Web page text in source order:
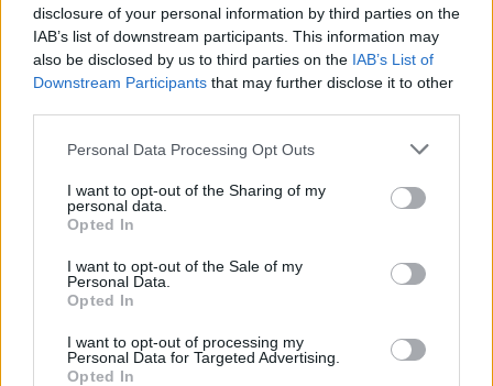
disclosure of your personal information by third parties on the
IAB’s list of downstream participants. This information may
also be disclosed by us to third parties on the IAB’s List of
Downstream Participants that may further disclose it to other
Please note that this website/app uses one or more Google
not limited to your visit or usage behaviour. You may click to
grant or deny consent to Google and its third-party tags to
use your data for below specified purposes in below Google
consent section.
Personal Data Processing Opt Outs
I want to opt-out of the Sharing of my
personal data.
Opted In
I want to opt-out of the Sale of my
Personal Data.
Opted In
I want to opt-out of processing my
Personal Data for Targeted Advertising.
Opted In
Puoi abbonarti asoli € 1,10 al mese
cliccandoqui
Sei già abbonato?
sezioneLogindal menù del sito o
cliccando
TEMI: Abbonamento Netflix
Nuove Serie Tv
Serie Tv Serie Tv Netflix